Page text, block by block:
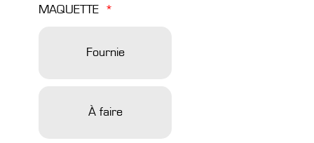
MAQUETTE
Fournie
À faire